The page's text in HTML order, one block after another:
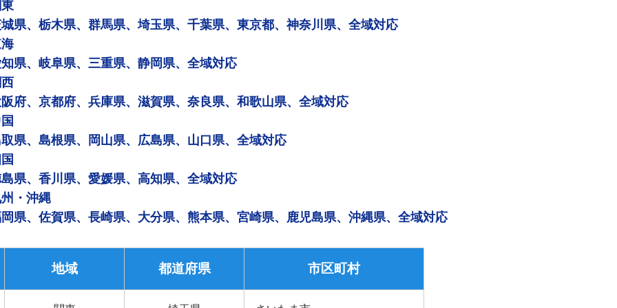
県、栃木県、群馬県、埼玉県、千葉県、東京都、神奈川県、全域対応
県、岐阜県、三重県、静岡県、全域対応
府、京都府、兵庫県、滋賀県、奈良県、和歌山県、全域対応
県、島根県、岡山県、広島県、山口県、全域対応
県、香川県、愛媛県、高知県、全域対応
・沖縄
県、佐賀県、長崎県、大分県、熊本県、宮崎県、鹿児島県、沖縄県、全域対応
地域 都道府県 市区町村